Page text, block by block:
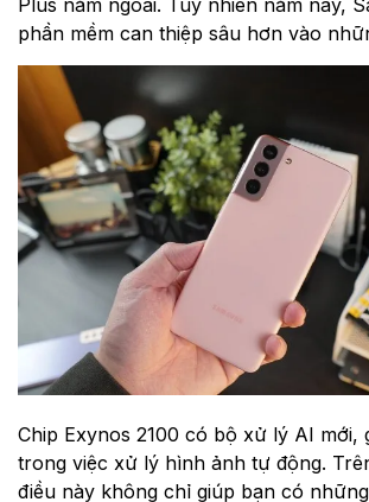
phần mềm can thiệp sâu hơn vào
Chip Exynos 2100 có bộ xử lý AI mới,
trong việc xử lý hình ảnh tự động.
điều này không chỉ giúp bạn có